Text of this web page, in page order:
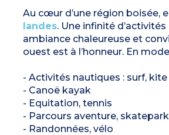
Au cœur d’une région boisée,
landes. Une infinité
ambiance chaleureuse et
ouest est à l’honneur. En
- Activités nautiques : surf,
- Canoë kayak
- Equitation, tennis
- Parcours aventure, skatepark
- Randonnées, vélo